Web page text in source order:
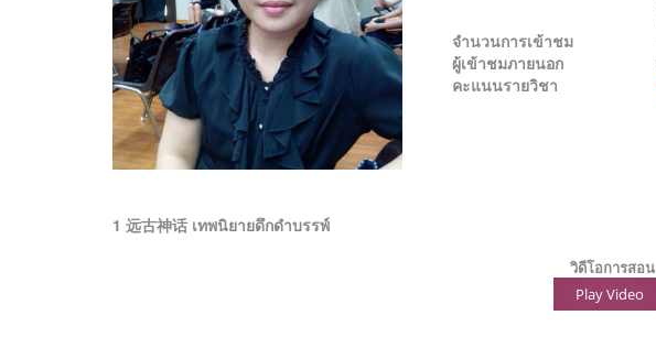
จำนวนการเข้าชม
ผู้เข้าชมภายนอก
คะแนนรายวิชา
1 远古神话 เทพนิยายดึกดำบรรพ์
วิดีโอการสอน
Play Video